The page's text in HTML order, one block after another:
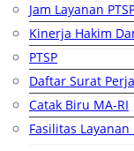
Jam Layanan
Kinerja Hakim
PTSP
Daftar Surat
Catak Biru MA-RI
Fasilitas Layanan